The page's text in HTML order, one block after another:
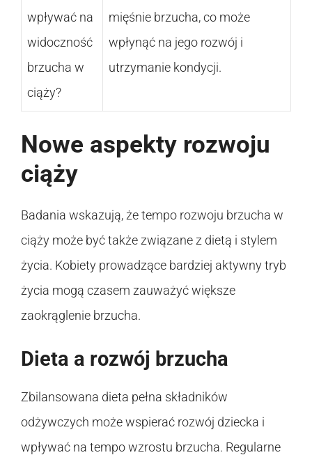
wpływać na
widoczność
brzucha w
ciąży?
mięśnie brzucha, co może
wpłynąć na jego rozwój i
utrzymanie kondycji.
Nowe aspekty rozwoju
ciąży
Badania wskazują, że tempo rozwoju brzucha w
ciąży może być także związane z dietą i stylem
życia. Kobiety prowadzące bardziej aktywny tryb
życia mogą czasem zauważyć większe
zaokrąglenie brzucha.
Dieta a rozwój brzucha
Zbilansowana dieta pełna składników
odżywczych może wspierać rozwój dziecka i
wpływać na tempo wzrostu brzucha. Regularne